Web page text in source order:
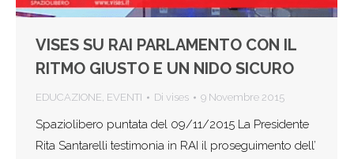
VISES SU RAI PARLAMENTO CON IL
RITMO GIUSTO E UN NIDO SICURO
EDUCAZIONE, EVENTI Di vises 9 Novembre 2015
Spaziolibero puntata del 09/11/2015 La Presidente
Rita Santarelli testimonia in RAI il proseguimento dell’